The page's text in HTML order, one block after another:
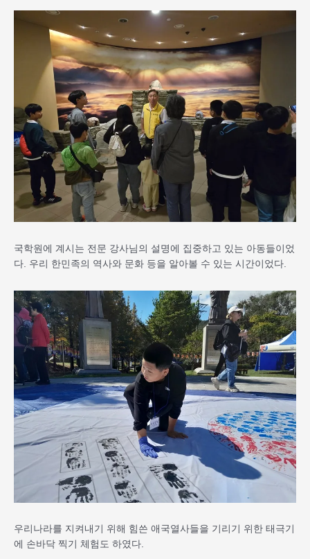
국학원에 계시는 전문 강사님의 설명에 집중하고 있는 아동들이었
다. 우리 한민족의 역사와 문화 등을 알아볼 수 있는 시간이었다.
우리나라를 지켜내기 위해 힘쓴 애국열사들을 기리기 위한 태극기
에 손바닥 찍기 체험도 하였다.